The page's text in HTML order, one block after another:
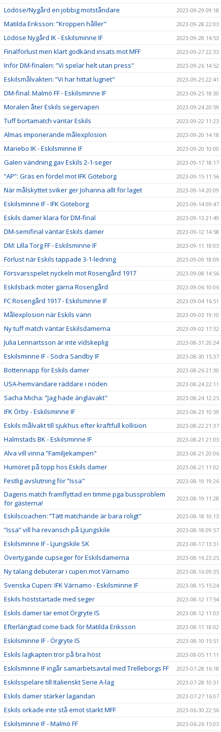
Lödöse/Nygård en jobbig motståndare 2023-09-29 09:18
Matilda Eriksson: ”Kroppen håller" 2023-09-28 22:03
Lödöse Nygård IK - Eskilsminne IF 2023-09-28 14:53
Finalförlust men klart godkänd insats mot MFF 2023-09-27 22:33
Inför DM-finalen: ”Vi spelar helt utan press" 2023-09-26 14:52
Eskilsmålvakten: ”Vi har hittat lugnet" 2023-09-25 22:41
DM-final: Malmö FF - Eskilsminne IF 2023-09-25 18:30
Moralen åter Eskils segervapen 2023-09-24 20:59
Tuff bortamatch väntar Eskils 2023-09-22 11:23
Almas imponerande målexplosion 2023-09-20 14:18
Mariebo IK - Eskilsminne IF 2023-09-20 10:00
Galen vändning gav Eskils 2-1-seger 2023-09-17 18:17
”AP”: Gräs en fördel mot IFK Göteborg 2023-09-15 11:56
När målskyttet sviker ger Johanna allt för laget 2023-09-14 20:09
Eskilsminne IF - IFK Göteborg 2023-09-14 09:47
Eskils damer klara för DM-final 2023-09-13 21:49
DM-semifinal väntar Eskils damer 2023-09-12 14:58
DM: Lilla Torg FF - Eskilsminne IF 2023-09-11 18:03
Förlust när Eskils tappade 3-1-ledning 2023-09-09 18:09
Försvarsspelet nyckeln mot Rosengård 1917 2023-09-08 14:56
Eskilsback möter gärna Rosengård 2023-09-06 10:06
FC Rosengård 1917 - Eskilsminne IF 2023-09-04 16:51
Målexplosion när Eskils vann 2023-09-03 19:10
Ny tuff match väntar Eskilsdamerna 2023-09-02 17:32
Julia Lennartsson är inte vidskeplig 2023-08-31 20:24
Eskilsminne IF - Södra Sandby IF 2023-08-30 15:37
Bottennapp för Eskils damer 2023-08-26 21:30
USA-hemvändare räddare i nöden 2023-08-24 22:11
Sacha Micha: ”Jag hade änglavakt" 2023-08-24 12:25
IFK Örby - Eskilsminne IF 2023-08-23 10:59
Eskils målvakt till sjukhus efter kraftfull kollision 2023-08-22 21:37
Halmstads BK - Eskilsminne IF 2023-08-21 21:03
Alva vill vinna ”Familjekampen" 2023-08-21 20:06
Humöret på topp hos Eskils damer 2023-08-21 11:02
Festlig avslutning för ”Issa" 2023-08-19 19:26
Dagens match framflyttad en timme pga bussproblem
för gästerna!
2023-08-19 11:28
Eskilscoachen: ”Tätt matchande är bara roligt" 2023-08-18 10:13
”Issa” vill ha revansch på Ljungskile 2023-08-18 09:57
Eskilsminne IF - Ljungskile SK 2023-08-17 13:31
Övertygande cupseger för Eskilsdamerna 2023-08-16 23:25
Ny talang debuterar i cupen mot Värnamo 2023-08-16 09:35
Svenska Cupen: IFK Värnamo - Eskilsminne IF 2023-08-15 15:24
Eskils höststartade med seger 2023-08-12 17:54
Eskils damer tar emot Örgryte IS 2023-08-12 11:03
Efterlängtad come back för Matilda Eriksson 2023-08-11 18:02
Eskilsminne IF - Örgryte IS 2023-08-10 15:51
Eskils lagkapten tror på bra höst 2023-08-05 11:11
Eskilsminne IF ingår samarbetsavtal med Trelleborgs FF 2023-07-28 16:18
Eskilsspelare till Italienskt Serie A-lag 2023-07-28 10:31
Eskils damer stärker lagandan 2023-07-27 16:07
Eskils orkade inte stå emot starkt MFF 2023-06-30 22:56
Eskilsminne IF - Malmö FF 2023-06-26 15:03